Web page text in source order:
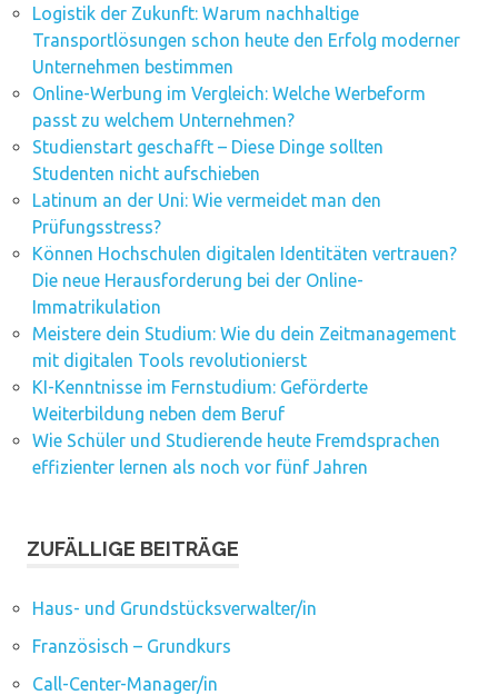
Logistik der Zukunft: Warum nachhaltige
Transportlösungen schon heute den Erfolg moderner
Unternehmen bestimmen
Online-Werbung im Vergleich: Welche Werbeform
passt zu welchem Unternehmen?
Studienstart geschafft – Diese Dinge sollten
Studenten nicht aufschieben
Latinum an der Uni: Wie vermeidet man den
Prüfungsstress?
Können Hochschulen digitalen Identitäten vertrauen?
Die neue Herausforderung bei der Online-
Immatrikulation
Meistere dein Studium: Wie du dein Zeitmanagement
mit digitalen Tools revolutionierst
KI-Kenntnisse im Fernstudium: Geförderte
Weiterbildung neben dem Beruf
Wie Schüler und Studierende heute Fremdsprachen
effizienter lernen als noch vor fünf Jahren
ZUFÄLLIGE BEITRÄGE
Haus- und Grundstücksverwalter/in
Französisch – Grundkurs
Call-Center-Manager/in